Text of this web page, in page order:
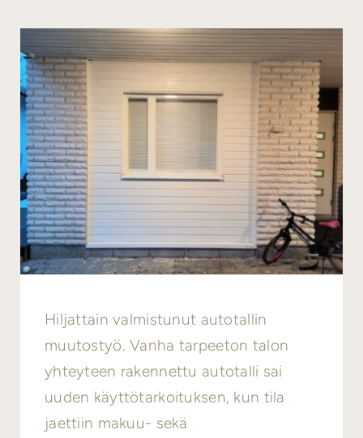
Hiljattain valmistunut autotallin
muutostyö. Vanha tarpeeton talon
yhteyteen rakennettu autotalli sai
uuden käyttötarkoituksen, kun tila
jaettiin makuu- sekä